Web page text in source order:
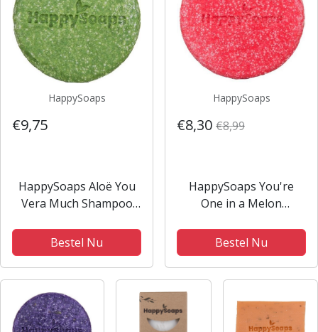
HappySoaps
€9,75
HappySoaps Aloë You
Vera Much Shampoo
vrouwen - Voor
Beschadigd
haar/Gevoelige
hoofdhuid/Hoofdhuid
met roos - 70gr
Bestel Nu
HappySoaps
€8,30 €8,99
HappySoaps You're
One in a Melon
Anti-roos vrouwen -
Voor Krullend
haar/Normaal haar -
Bestel Nu